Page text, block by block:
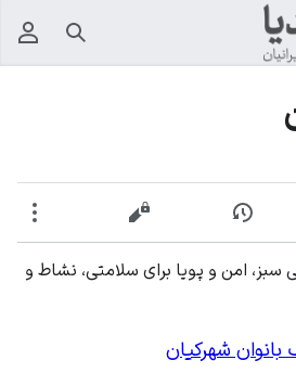
جستجو
نمایش تاریخچهنمایش مبدأ
سبز، امن و پویا برای سلامتی، نشاط و
بانوان شهرکیان